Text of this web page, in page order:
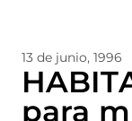
13 de junio, 1996
para